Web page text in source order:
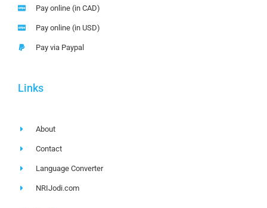
Pay online (in CAD)
Pay online (in USD)
Pay via Paypal
Links
About
Contact
Language Converter
NRIJodi.com